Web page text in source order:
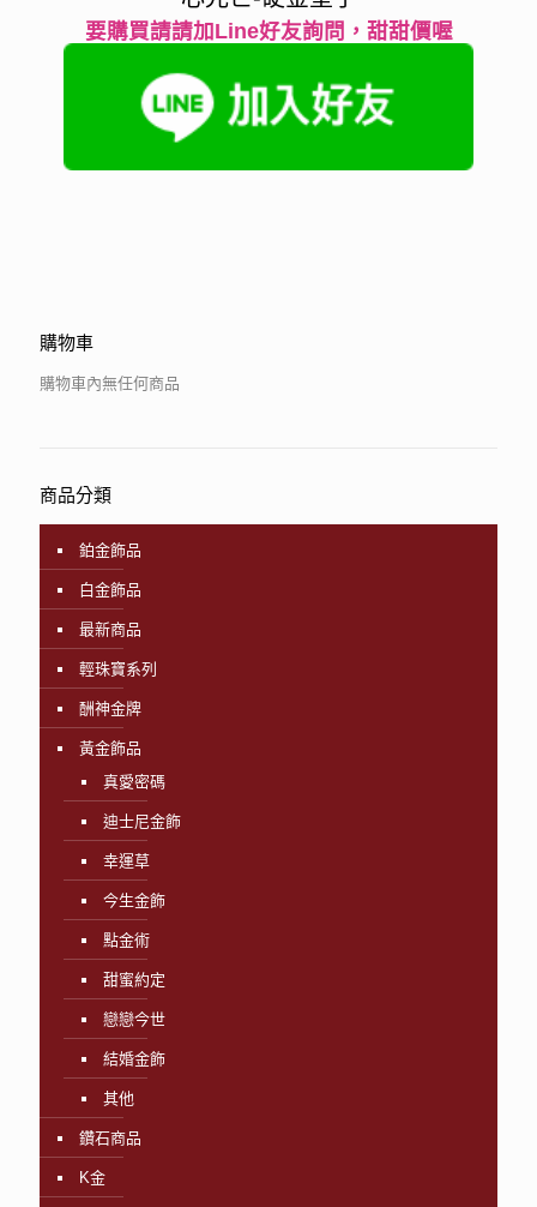
要購買請請加Line好友詢問，甜甜價喔
購物車
購物車內無任何商品
商品分類
鉑金飾品
白金飾品
最新商品
輕珠寶系列
酬神金牌
黃金飾品
真愛密碼
迪士尼金飾
幸運草
今生金飾
點金術
甜蜜約定
戀戀今世
結婚金飾
其他
鑽石商品
K金